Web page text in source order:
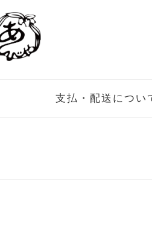
支払・配送につい